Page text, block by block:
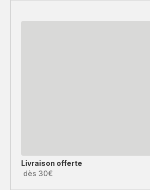
Livraison offerte
dès 30€